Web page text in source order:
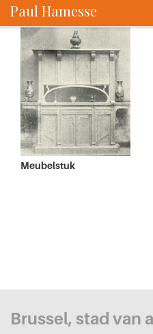
Paul Hamesse
Meubelstuk
Brussel, stad van